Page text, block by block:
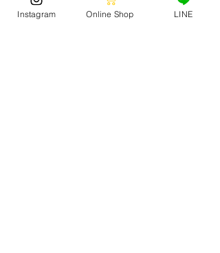
お問い合わせは、ジャック静波店・ジャック
サーフスタジアム店まで!
Instagram Online Shop LINE